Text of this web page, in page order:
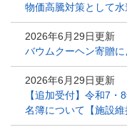
物価高騰対策として
2026年6月29日更新
バウムクーヘン寄贈
2026年6月29日更新
【追加受付】令和7
名簿について【施設維